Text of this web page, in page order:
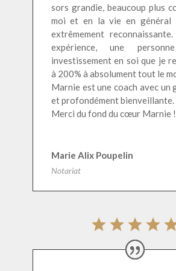
sors grandie, beaucoup plus
moi et en la vie en général
extrêmement
expérience, une
investissement en soi que je
à 200% à absolument tout le
Marnie est une coach avec un
et profondément bienveillante.
Merci du fond du cœur Marnie !
Marie Alix Poupelin
Notariat